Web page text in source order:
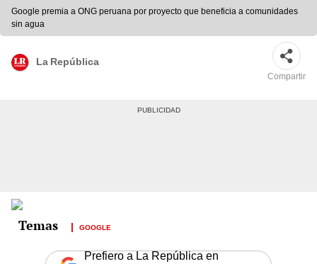
Google premia a ONG peruana por proyecto que beneficia a comunidades
sin agua
La República
Compartir
GOOGLE
Prefiero a La República en